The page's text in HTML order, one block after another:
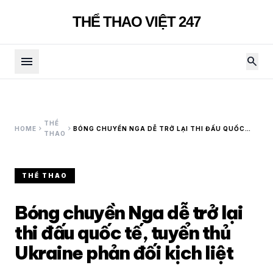
THỂ THAO VIỆT 247
menu search
HOME chevron_right
THỂ
THAO
chevron_right BÓNG CHUYỀN NGA DỄ TRỞ LẠI THI ĐẤU QUỐC
THỂ THAO
Bóng chuyền Nga dễ trở lại
thi đấu quốc tế, tuyển thủ
Ukraine phản đối kịch liệt